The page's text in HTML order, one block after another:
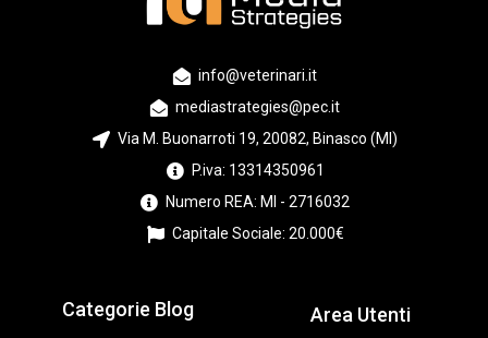
info@veterinari.it
mediastrategies@pec.it
Via M. Buonarroti 19, 20082, Binasco (MI)
P.iva: 13314350961
Numero REA: MI - 2716032
Capitale Sociale: 20.000€
Categorie Blog Area Utenti